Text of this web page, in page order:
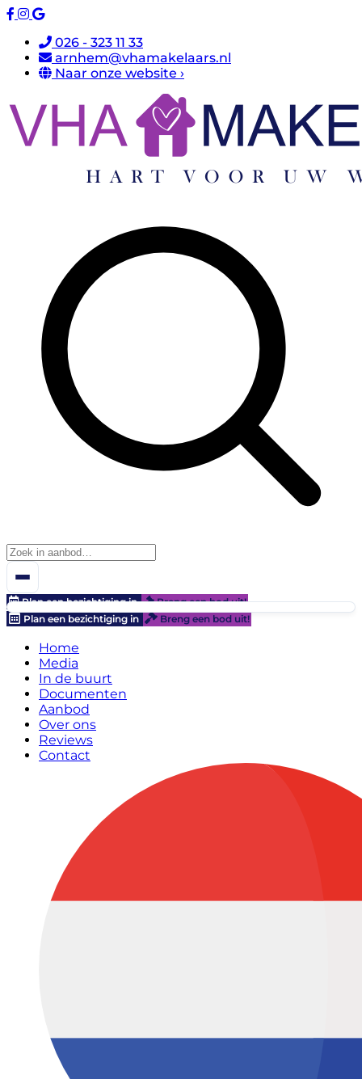
026 - 323 11 33
arnhem@vhamakelaars.nl
Naar onze website ›
Plan een bezichtiging in
Breng een bod uit!
Plan een bezichtiging in
Breng een bod uit!
Home
Media
In de buurt
Documenten
Aanbod
Over ons
Reviews
Contact